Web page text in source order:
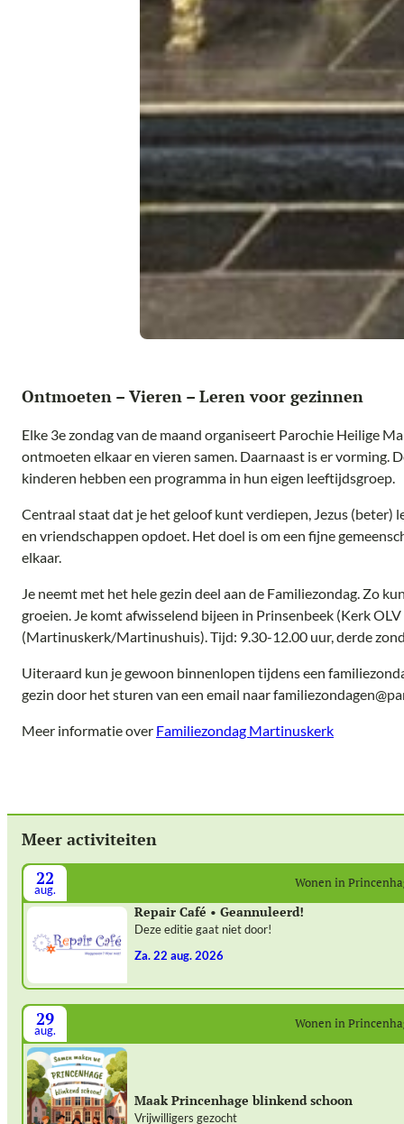
Ontmoeten – Vieren – Leren voor gezinnen
Elke 3e zondag van de maand organiseert Parochie Heilige
ontmoeten elkaar en vieren samen. Daarnaast is er vorming.
kinderen hebben een programma in hun eigen leeftijdsgroep.
Centraal staat dat je het geloof kunt verdiepen, Jezus (beter)
en vriendschappen opdoet. Het doel is om een fijne
elkaar.
Je neemt met het hele gezin deel aan de Familiezondag. Zo
groeien. Je komt afwisselend bijeen in Prinsenbeek (Kerk
(Martinuskerk/Martinushuis). Tijd: 9.30-12.00 uur, derde
Uiteraard kun je gewoon binnenlopen tijdens een
gezin door het sturen van een email naar
Meer informatie over Familiezondag Martinuskerk
Meer activiteiten
22
aug. Wonen in
Repair Café • Geannuleerd!
Deze editie gaat niet door!
za. 22 aug. 2026
29
aug. Wonen in
Maak Princenhage blinkend schoon
Vrijwilligers gezocht